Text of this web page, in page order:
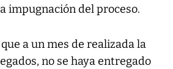
impugnación del proceso.
a un mes de realizada la
no se haya entregado